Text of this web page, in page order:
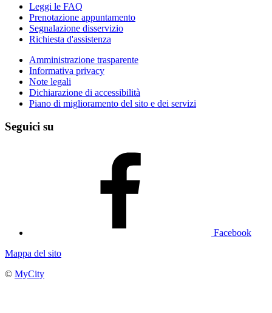
Leggi le FAQ
Prenotazione appuntamento
Segnalazione disservizio
Richiesta d'assistenza
Amministrazione trasparente
Informativa privacy
Note legali
Dichiarazione di accessibilità
Piano di miglioramento del sito e dei servizi
Seguici su
Facebook
Mappa del sito
© MyCity